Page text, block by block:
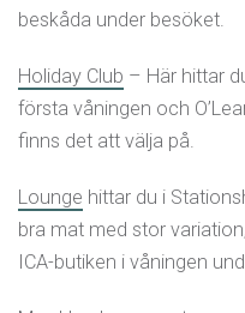
beskåda under besöket.
Holiday Club – Här hittar
första våningen och
finns det att välja på.
Lounge hittar du i
bra mat med stor
ICA-butiken i våningen